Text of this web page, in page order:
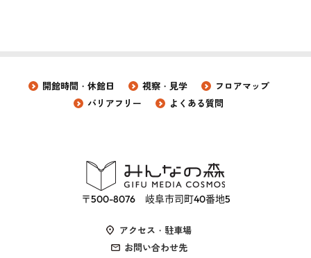
開館時間・休館日 視察・見学
フロアマップ
バリアフリー
よくある質問
〒500-8076 岐阜市司町40番地5
アクセス・駐車場
お問い合わせ先